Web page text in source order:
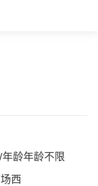
龄年龄不限
西